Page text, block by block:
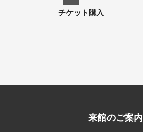
チケット購入
来館のご案内